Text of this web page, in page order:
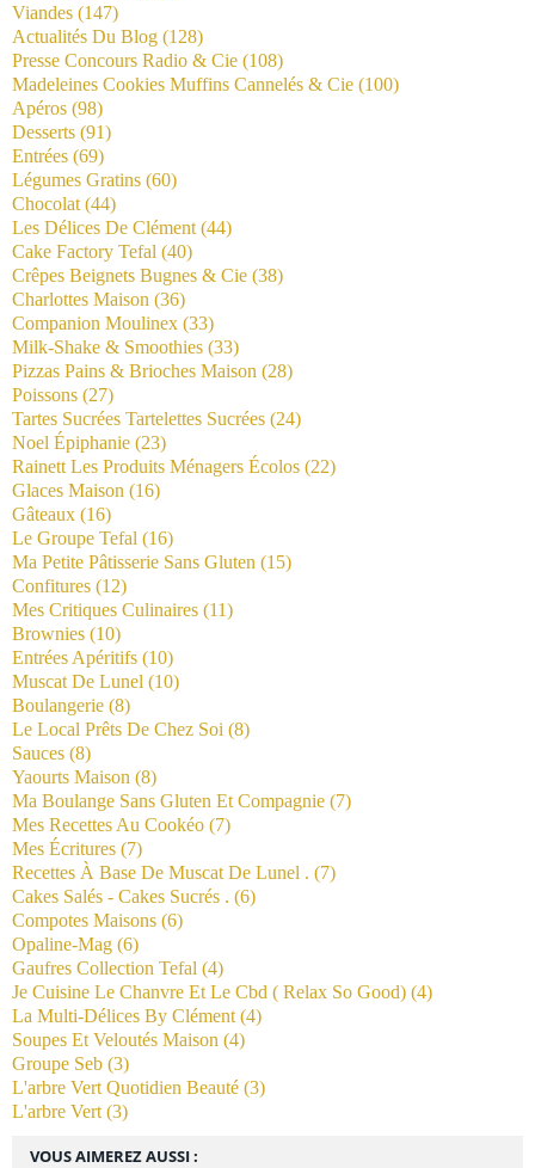
VOUS AIMEREZ AUSSI :
Viandes (147)
Actualités Du Blog (128)
Presse Concours Radio & Cie (108)
Madeleines Cookies Muffins Cannelés & Cie (100)
Apéros (98)
Desserts (91)
Entrées (69)
Légumes Gratins (60)
Chocolat (44)
Les Délices De Clément (44)
Cake Factory Tefal (40)
Crêpes Beignets Bugnes & Cie (38)
Charlottes Maison (36)
Companion Moulinex (33)
Milk-Shake & Smoothies (33)
Pizzas Pains & Brioches Maison (28)
Poissons (27)
Tartes Sucrées Tartelettes Sucrées (24)
Noel Épiphanie (23)
Rainett Les Produits Ménagers Écolos (22)
Glaces Maison (16)
Gâteaux (16)
Le Groupe Tefal (16)
Ma Petite Pâtisserie Sans Gluten (15)
Confitures (12)
Mes Critiques Culinaires (11)
Brownies (10)
Entrées Apéritifs (10)
Muscat De Lunel (10)
Boulangerie (8)
Le Local Prêts De Chez Soi (8)
Sauces (8)
Yaourts Maison (8)
Ma Boulange Sans Gluten Et Compagnie (7)
Mes Recettes Au Cookéo (7)
Mes Écritures (7)
Recettes À Base De Muscat De Lunel . (7)
Cakes Salés - Cakes Sucrés . (6)
Compotes Maisons (6)
Opaline-Mag (6)
Gaufres Collection Tefal (4)
Je Cuisine Le Chanvre Et Le Cbd ( Relax So Good) (4)
La Multi-Délices By Clément (4)
Soupes Et Veloutés Maison (4)
Groupe Seb (3)
L'arbre Vert Quotidien Beauté (3)
L'arbre Vert (3)